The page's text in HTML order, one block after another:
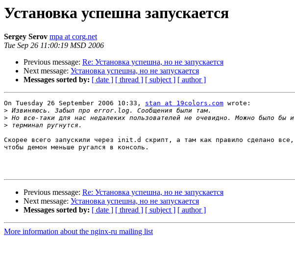
Установка успешна запускается
Sergey Serov mpa at corg.net
Tue Sep 26 11:00:19 MSD 2006
Previous message: Re: Установка успешна, но не запускается
Next message: Установка успешна, но не запускается
Messages sorted by: [ date ] [ thread ] [ subject ] [ author ]
On Tuesday 26 September 2006 10:33, stan at 19colors.com wrote:
>
>
>
Скорее всего запускили через init.d скрипт, а там как правило сделано все,
чтобы демон меньше ругался в консоль.
Previous message: Re: Установка успешна, но не запускается
Next message: Установка успешна, но не запускается
Messages sorted by: [ date ] [ thread ] [ subject ] [ author ]
More information about the nginx-ru mailing list